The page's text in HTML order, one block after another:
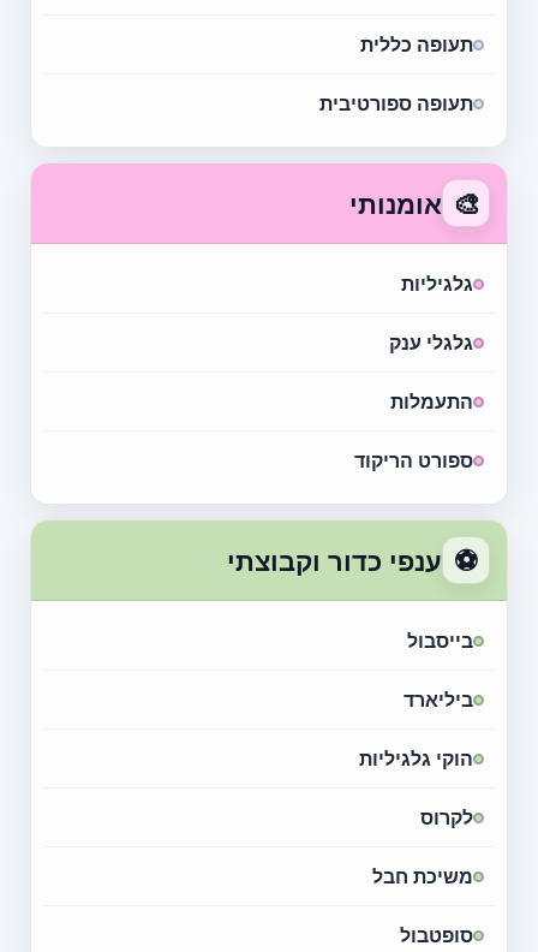
תעופה כללית
תעופה ספורטיבית
🎨 אומנותי
גלגיליות
גלגלי ענק
התעמלות
ספורט הריקוד
⚽ ענפי כדור וקבוצתי
בייסבול
ביליארד
הוקי גלגיליות
לקרוס
משיכת חבל
סופטבול